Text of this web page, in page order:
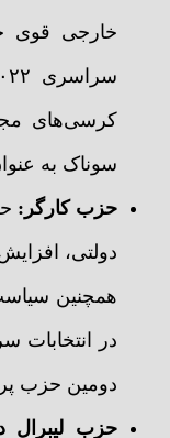
خارجی قوی
کرسی‌های
سوناک به
حزب کارگر:
دولتی،
همچنین
دومین حزب
حزب لیبرال